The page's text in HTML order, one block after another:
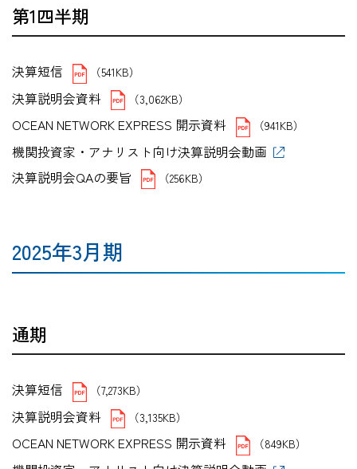
第1四半期
決算短信 （541KB）
決算説明会資料 （3,062KB）
OCEAN NETWORK EXPRESS 開示資料 （941KB）
機関投資家・アナリスト向け決算説明会動画
決算説明会QAの要旨
（256KB）
2025年3月期
通期
決算短信 （7,273KB）
決算説明会資料 （3,135KB）
OCEAN NETWORK EXPRESS 開示資料 （849KB）